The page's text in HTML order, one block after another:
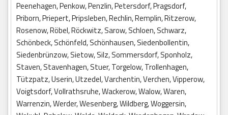
Peenehagen, Penkow, Penzlin, Petersdorf, Pragsdorf,
Priborn, Priepert, Pripsleben, Rechlin, Remplin, Ritzerow,
Rosenow, Röbel, Röckwitz, Sarow, Schloen, Schwarz,
Schönbeck, Schönfeld, Schönhausen, Siedenbollentin,
Siedenbrünzow, Sietow, Silz, Sommersdorf, Sponholz,
Staven, Stavenhagen, Stuer, Torgelow, Trollenhagen,
Tützpatz, Userin, Utzedel, Varchentin, Verchen, Vipperow,
Voigtsdorf, Vollrathsruhe, Wackerow, Walow, Waren,
Warrenzin, Werder, Wesenberg, Wildberg, Woggersin,